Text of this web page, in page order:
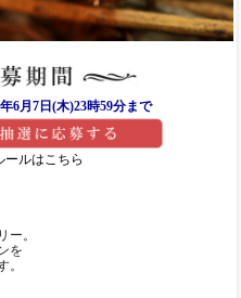
6月7日(木)23時59分まで
ールはこちら
ー。
を
。